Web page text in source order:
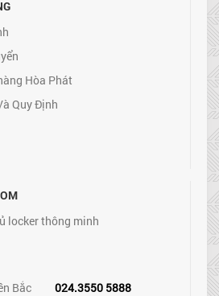
Hòa Phát
Quy Định
locker thông minh
Bắc
024.3550 5888